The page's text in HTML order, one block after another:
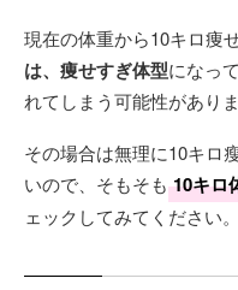
現在の体重から10キロ痩
は、痩せすぎ体型になっ
れてしまう可能性がありま
その場合は無理に10キロ
いので、そもそも 10キロ
ェックしてみてください。